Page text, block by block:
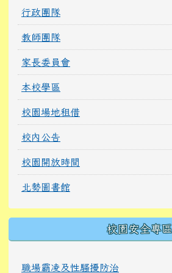
行政團隊
教師團隊
家長委員會
本校學區
校園場地租借
校內公告
校園開放時間
北勢圖書館
校園安全專區
職場霸凌及性騷擾防治